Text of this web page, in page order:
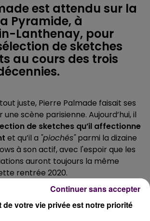
est attendu sur la
Pyramide, à
Lanthenay, pour
de sketches
au cours des trois
juste, Pierre Palmade faisait ses
scène parisienne. Aujourd’hui, il
de sketches qu’il affectionne
et qu’il a "piochés"parmi la dizaine
à son actif, avec l'espoir que les
auront toujours la même
rentrée 2020.
fait étape à Romorantin-
de votre vie privée est notre priorité
Continuer sans accepter